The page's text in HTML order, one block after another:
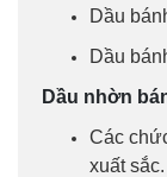
Dầu
Dầu
Dầu nhờn
Các
xuất sắc.